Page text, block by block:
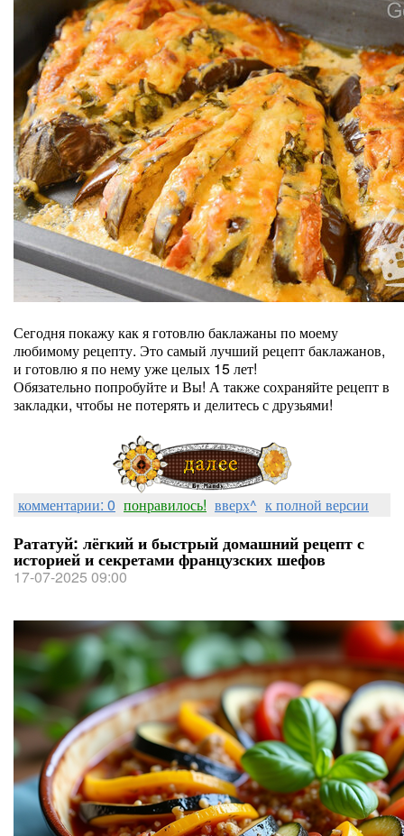
Сегодня покажу как я готовлю баклажаны по моему
любимому рецепту. Это самый лучший рецепт баклажанов,
и готовлю я по нему уже целых 15 лет!
Обязательно попробуйте и Вы! А также сохраняйте рецепт в
закладки, чтобы не потерять и делитесь с друзьями!
комментарии: 0 понравилось! вверх^ к полной версии
Рататуй: лёгкий и быстрый домашний рецепт с
историей и секретами французских шефов
17-07-2025 09:00